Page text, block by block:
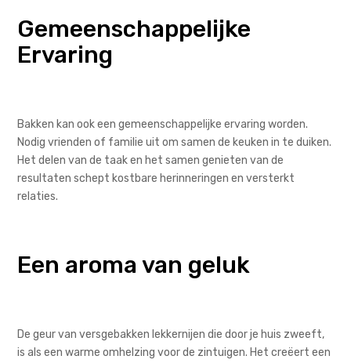
Gemeenschappelijke
Ervaring
Bakken kan ook een gemeenschappelijke ervaring worden.
Nodig vrienden of familie uit om samen de keuken in te duiken.
Het delen van de taak en het samen genieten van de
resultaten schept kostbare herinneringen en versterkt
relaties.
Een aroma van geluk
De geur van versgebakken lekkernijen die door je huis zweeft,
is als een warme omhelzing voor de zintuigen. Het creëert een